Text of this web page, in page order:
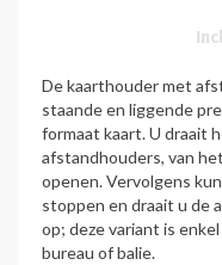
De kaarthouder met
staande en liggende
formaat kaart. U draait
afstandhouders, van
openen. Vervolgens
stoppen en draait u de
op; deze variant is
bureau of balie.